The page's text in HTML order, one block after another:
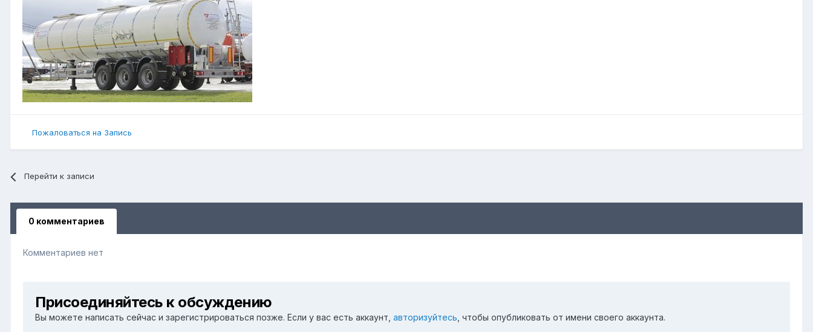
Пожаловаться на Запись
Перейти к записи
0 комментариев
Комментариев нет
Присоединяйтесь к обсуждению
Вы можете написать сейчас и зарегистрироваться позже. Если у вас есть аккаунт, авторизуйтесь , чтобы опубликовать от имени своего аккаунта.